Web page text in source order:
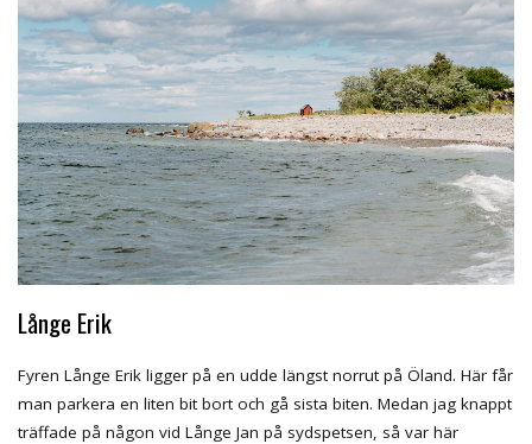
Långe Erik
Fyren Långe Erik ligger på en udde längst norrut på Öland. Här får
man parkera en liten bit bort och gå sista biten. Medan jag knappt
träffade på någon vid Långe Jan på sydspetsen, så var här